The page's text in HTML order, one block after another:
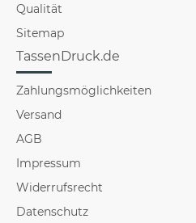
Qualität
Sitemap
TassenDruck.de
Zahlungsmöglichkeiten
Versand
AGB
Impressum
Widerrufsrecht
Datenschutz